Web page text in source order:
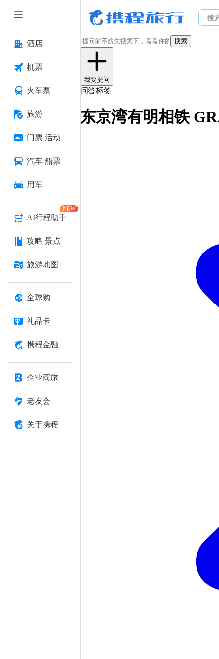
酒店
机票
火车票
旅游
门票·活动
汽车·船票
用车
AI行程助手
NEW
攻略·景点
旅游地图
全球购
礼品卡
携程金融
企业商旅
老友会
关于携程
搜索
我要提问
问答标签
东京湾有明相铁